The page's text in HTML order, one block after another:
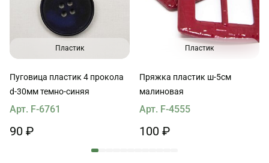
Пластик
Пуговица пластик 4 прокола
d-30мм темно-синяя
Арт. F-6761
90 ₽
Пластик
Пряжка пластик ш-5см
малиновая
Арт. F-4555
100 ₽